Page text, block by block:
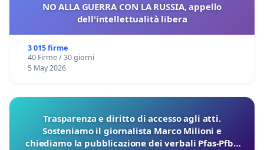
NO ALLA GUERRA CON LA RUSSIA, appello
dell'intellettualità libera
3 015 firme
40 Firme / 30 giorni
5 May 2026
Trasparenza e diritto di accesso agli atti.
Sosteniamo il giornalista Marco Milioni e
chiediamo la pubblicazione dei verbali Pfas-Pfba